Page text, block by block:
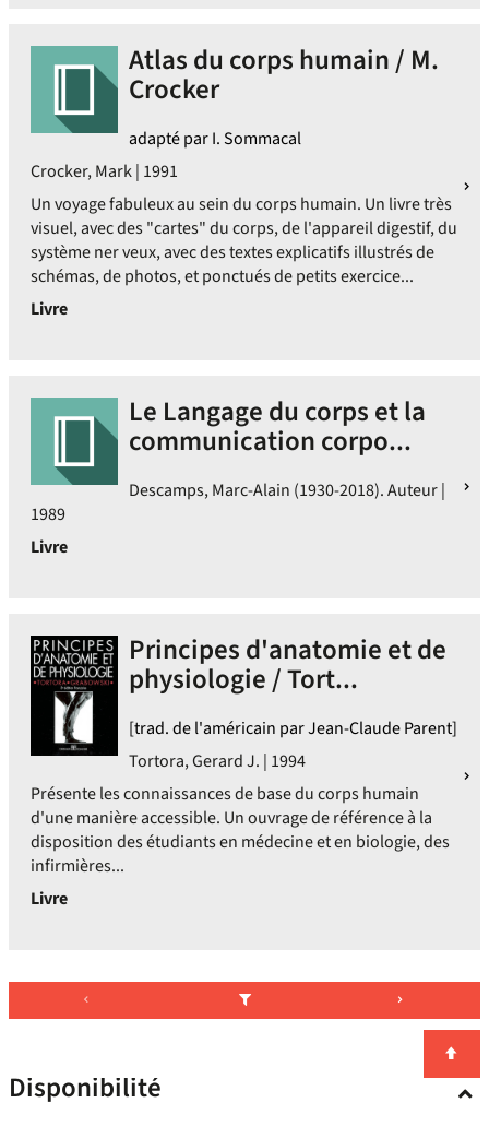
Atlas du corps humain / M.
Crocker
adapté par I. Sommacal
Crocker, Mark | 1991
Un voyage fabuleux au sein du corps humain. Un livre très
visuel, avec des "cartes" du corps, de l'appareil digestif, du
système ner veux, avec des textes explicatifs illustrés de
schémas, de photos, et ponctués de petits exercice...
Livre
Le Langage du corps et la
communication corpo...
Descamps, Marc-Alain (1930-2018). Auteur |
1989
Livre
Principes d'anatomie et de
physiologie / Tort...
[trad. de l'américain par Jean-Claude Parent]
Tortora, Gerard J. | 1994
Présente les connaissances de base du corps humain
d'une manière accessible. Un ouvrage de référence à la
disposition des étudiants en médecine et en biologie, des
infirmières...
Livre
Disponibilité